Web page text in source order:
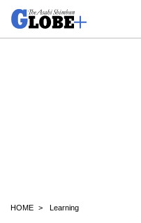
HOME Learning